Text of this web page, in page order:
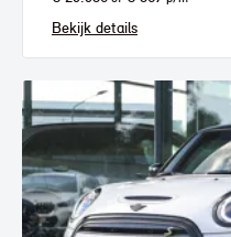
Bekijk details